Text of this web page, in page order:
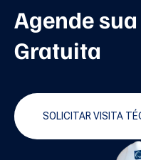
Agende
Gratuita
SOLICITAR VISITA